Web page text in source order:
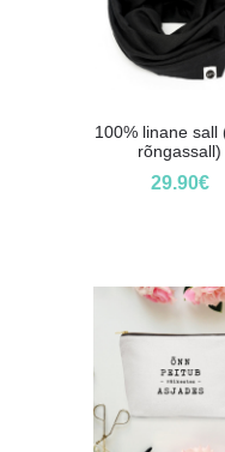
100% linane sall
rõngassall)
29.90€